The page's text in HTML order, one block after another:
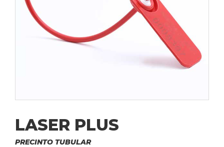
LASER PLUS
PRECINTO TUBULAR